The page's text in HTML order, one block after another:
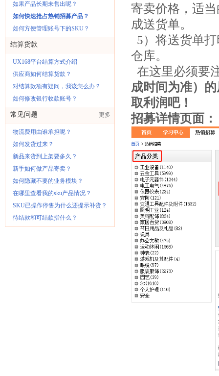
如果产品长期未售出呢？
如何快速抢占热销招募产品？
如何方便管理账号下的SKU？
结算货款
UX168平台结算方式介绍
供应商如何结算货款？
对结算款项有疑问，我该怎么办？
如何修改银行收款账号？
常见问题 更多
物流费用由谁承担呢？
如何发货过来？
新品来货到上架要多久？
新手如何做产品寄卖？
如何隐藏不要的业务模块？
在哪里查看我的sku产品情况？
SKU已操作停售为什么还提示补货？
待结款和可结款指什么？
寄卖价格，适
成送货单。
5）将送货单
仓库。
在这里必须要
成时间为准）
取利润吧！
招募详情页面：